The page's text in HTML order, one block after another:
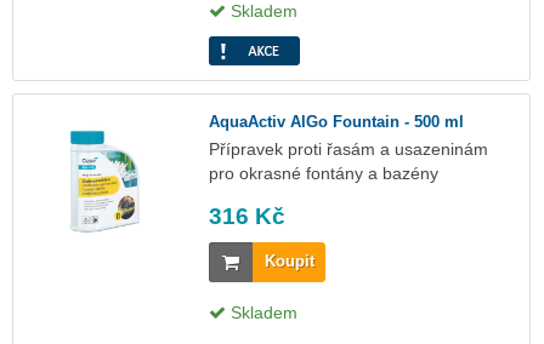
Skladem
AquaActiv AlGo Fountain - 500 ml
Přípravek proti řasám a usazeninám
pro okrasné fontány a bazény
316 Kč
Koupit
Skladem